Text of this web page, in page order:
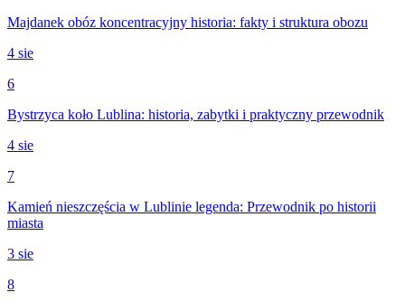
Majdanek obóz koncentracyjny historia: fakty i struktura obozu
4 sie
6
Bystrzyca koło Lublina: historia, zabytki i praktyczny przewodnik
4 sie
7
Kamień nieszczęścia w Lublinie legenda: Przewodnik po historii
miasta
3 sie
8